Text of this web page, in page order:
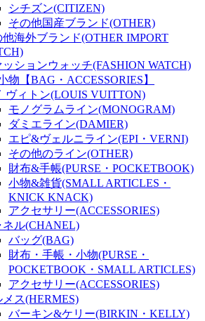
シチズン(CITIZEN)
その他国産ブランド(OTHER)
他海外ブランド(OTHER IMPORT
ッションウォッチ(FASHION WATCH)
物【BAG・ACCESSORIES】
ヴィトン(LOUIS VUITTON)
モノグラムライン(MONOGRAM)
ダミエライン(DAMIER)
エピ&ヴェルニライン(EPI・VERNI)
その他のライン(OTHER)
財布&手帳(PURSE・POCKETBOOK)
小物&雑貨(SMALL ARTICLES・
KNICK KNACK)
アクセサリー(ACCESSORIES)
ネル(CHANEL)
バッグ(BAG)
財布・手帳・小物(PURSE・
POCKETBOOK・SMALL ARTICLES)
アクセサリー(ACCESSORIES)
メス(HERMES)
バーキン&ケリー(BIRKIN・KELLY)